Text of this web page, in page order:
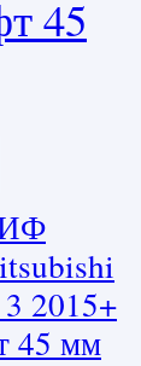
45
2015+
45 мм